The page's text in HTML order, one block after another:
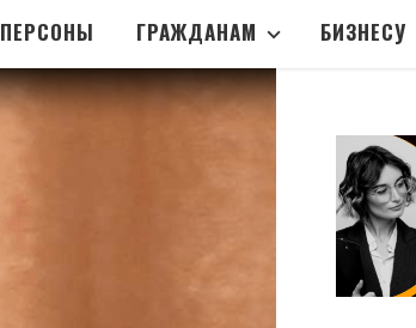
ПЕРСОНЫ ГРАЖДАНАМ БИЗНЕСУ